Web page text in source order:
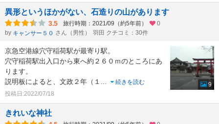
異形というほかがない、石造りの山があります
3.5 旅行時期：2021/09（約5年前）
0
by キャンサー５０ さん（男性） 羽田 クチコミ：30件
京急空港線穴守稲荷駅が最寄り駅。
穴守稲荷駅出入口から東へ約２６０ｍのところにあ
ります。
説明板によると、文政２年（１
続きを読む
投稿日:2022/07/18
9
きれいな神社